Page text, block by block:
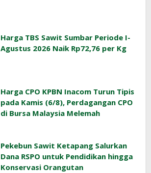
Harga TBS Sawit Sumbar Periode I-
Agustus 2026 Naik Rp72,76 per Kg
Harga CPO KPBN Inacom Turun Tipis
pada Kamis (6/8), Perdagangan CPO
di Bursa Malaysia Melemah
Pekebun Sawit Ketapang Salurkan
Dana RSPO untuk Pendidikan hingga
Konservasi Orangutan